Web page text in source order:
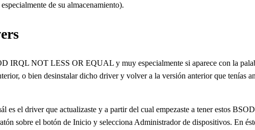
de su almacenamiento).
IRQL NOT LESS OR EQUAL y muy especialmente si aparece con la
o bien desinstalar dicho driver y volver a la versión anterior que tenías
es el driver que actualizaste y a partir del cual empezaste a tener estos
sobre el botón de Inicio y selecciona Administrador de dispositivos. En